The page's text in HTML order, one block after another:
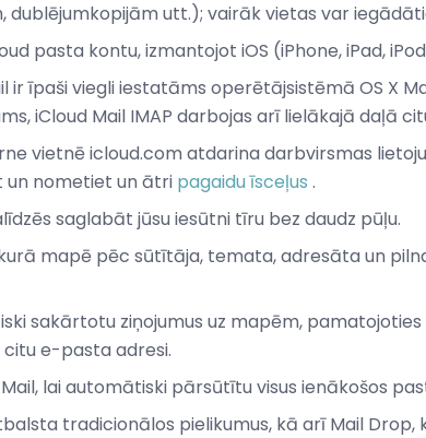
dublējumkopijām utt.); vairāk vietas var
pasta kontu, izmantojot iOS (iPhone, iPad,
ir īpaši viegli iestatāms operētājsistēmā OS X
iCloud Mail IMAP darbojas arī lielākajā daļā
vietnē icloud.com atdarina darbvirsmas
un nometiet un ātri pagaidu īsceļus .
saglabāt jūsu iesūtni tīru bez daudz pūļu.
mapē pēc sūtītāja, temata, adresāta un
sakārtotu ziņojumus uz mapēm,
e-pasta adresi.
lai automātiski pārsūtītu visus ienākošos
tradicionālos pielikumus, kā arī Mail Drop,